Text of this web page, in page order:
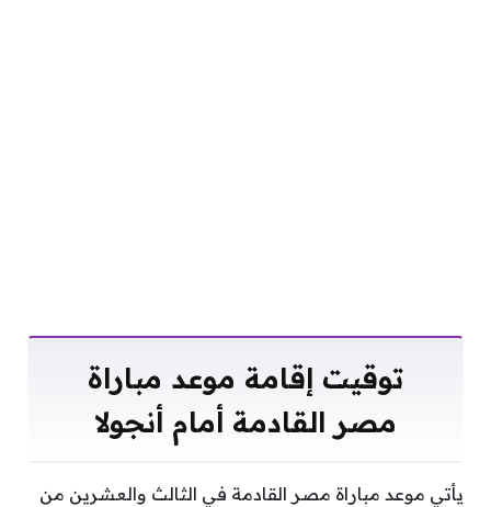
توقيت إقامة موعد مباراة
مصر القادمة أمام أنجولا
يأتي موعد مباراة مصر القادمة في الثالث والعشرين من